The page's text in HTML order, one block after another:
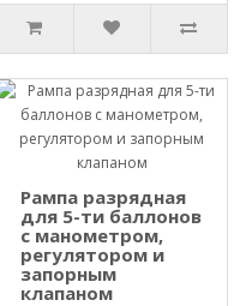
Рампа разрядная
для 5-ти баллонов
с манометром,
регулятором и
запорным
клапаном